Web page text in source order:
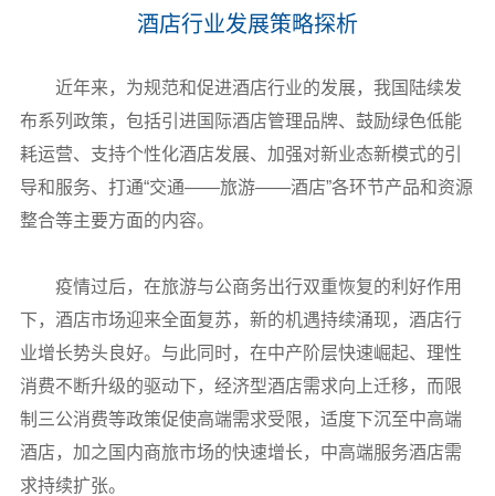
酒店行业发展策略探析
近年来，为规范和促进酒店行业的发展，我国陆续发
布系列政策，包括引进国际酒店管理品牌、鼓励绿色低能
耗运营、支持个性化酒店发展、加强对新业态新模式的引
导和服务、打通“交通——旅游——酒店”各环节产品和资源
整合等主要方面的内容。
疫情过后，在旅游与公商务出行双重恢复的利好作用
下，酒店市场迎来全面复苏，新的机遇持续涌现，酒店行
业增长势头良好。与此同时，在中产阶层快速崛起、理性
消费不断升级的驱动下，经济型酒店需求向上迁移，而限
制三公消费等政策促使高端需求受限，适度下沉至中高端
酒店，加之国内商旅市场的快速增长，中高端服务酒店需
求持续扩张。